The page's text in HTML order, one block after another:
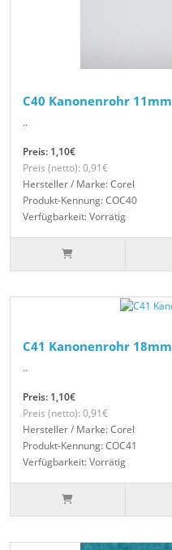
C40 Kanonenrohr 11mm
..
Preis: 1,10€
Preis (netto): 0,91€
Hersteller / Marke: Corel
Produkt-Kennung: COC40
Verfügbarkeit: Vorrätig
C41 Kanonenrohr 18mm
..
Preis: 1,10€
Preis (netto): 0,91€
Hersteller / Marke: Corel
Produkt-Kennung: COC41
Verfügbarkeit: Vorrätig